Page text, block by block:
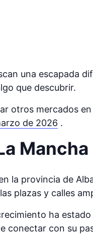
una escapada
que descubrir.
otros mercados en
de 2026 .
Mancha
la provincia de
plazas y calles
ha
conectar con su